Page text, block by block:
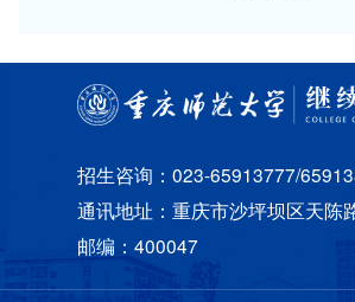
招生咨询：023-65913777/
通讯地址：重庆市沙坪坝区天陈
邮编：400047